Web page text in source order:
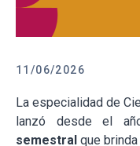
11/06/2026
La especialidad de
lanzó desde el
semestral que